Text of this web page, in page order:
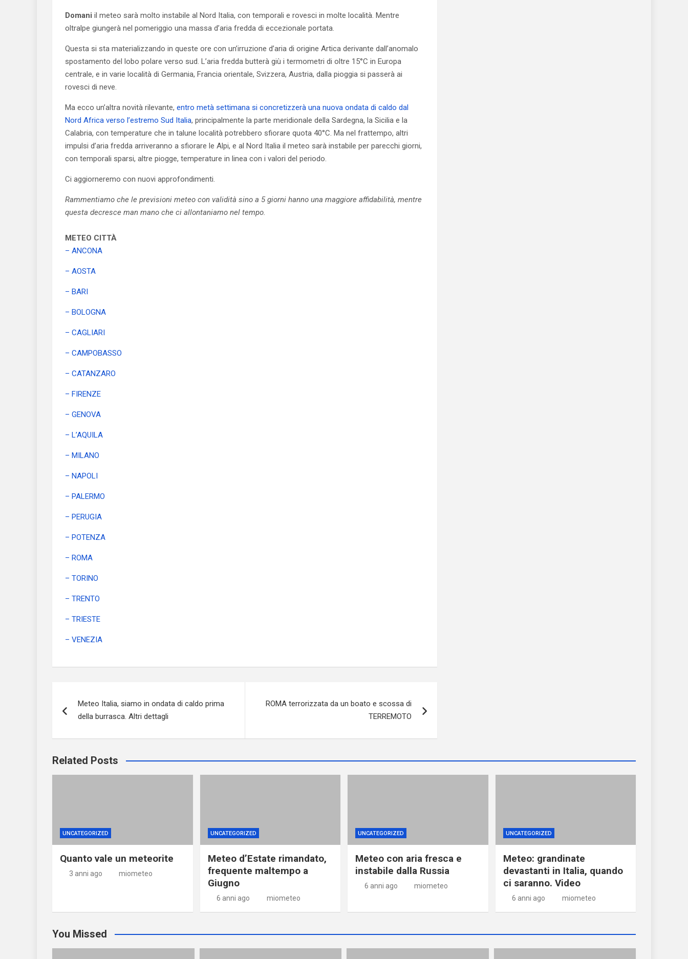
Domani il meteo sarà molto instabile al Nord Italia, con temporali e rovesci in molte località. Mentre
oltralpe giungerà nel pomeriggio una massa d’aria fredda di eccezionale portata.
Questa si sta materializzando in queste ore con un’irruzione d’aria di origine Artica derivante dall’anomalo
spostamento del lobo polare verso sud. L’aria fredda butterà giù i termometri di oltre 15°C in Europa
centrale, e in varie località di Germania, Francia orientale, Svizzera, Austria, dalla pioggia si passerà ai
rovesci di neve.
Ma ecco un’altra novità rilevante, entro metà settimana si concretizzerà una nuova ondata di caldo dal
Nord Africa verso l’estremo Sud Italia, principalmente la parte meridionale della Sardegna, la Sicilia e la
Calabria, con temperature che in talune località potrebbero sfiorare quota 40°C. Ma nel frattempo, altri
impulsi d’aria fredda arriveranno a sfiorare le Alpi, e al Nord Italia il meteo sarà instabile per parecchi giorni,
con temporali sparsi, altre piogge, temperature in linea con i valori del periodo.
Ci aggiorneremo con nuovi approfondimenti.
Rammentiamo che le previsioni meteo con validità sino a 5 giorni hanno una maggiore affidabilità, mentre
questa decresce man mano che ci allontaniamo nel tempo.
METEO CITTÀ
– ANCONA
– AOSTA
– BARI
– BOLOGNA
– CAGLIARI
– CAMPOBASSO
– CATANZARO
– FIRENZE
– GENOVA
– L’AQUILA
– MILANO
– NAPOLI
– PALERMO
– PERUGIA
– POTENZA
– ROMA
– TORINO
– TRENTO
– TRIESTE
– VENEZIA
articoli
Meteo Italia, siamo in ondata di caldo prima
della burrasca. Altri dettagli
ROMA terrorizzata da un boato e scossa di
TERREMOTO
Related Posts
UNCATEGORIZED
Quanto vale un meteorite
3 anni ago miometeo
UNCATEGORIZED
Meteo d’Estate rimandato,
frequente maltempo a
Giugno
6 anni ago miometeo
UNCATEGORIZED
Meteo con aria fresca e
instabile dalla Russia
6 anni ago miometeo
UNCATEGORIZED
Meteo: grandinate
devastanti in Italia, quando
ci saranno. Video
6 anni ago miometeo
You Missed